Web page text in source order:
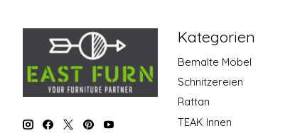
Kategorien
Bemalte Möbel
Schnitzereien
Rattan
TEAK Innen